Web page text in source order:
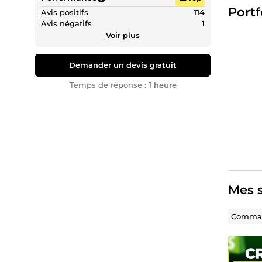
Avis positifs
114
Avis négatifs
1
Voir plus
Demander un devis gratuit
Temps de réponse : 1 heure
Mon
Mes